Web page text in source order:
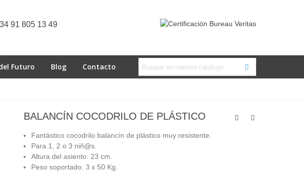
91 805 13 49
Futuro Blog Contacto
BALANCÍN COCODRILO DE PLÁSTICO
Fantástico cocodrilo balancín de plástico muy resistente.
Para 1, 2 o 3 niñ@s.
Altura del asiento: 23 cm.
Peso soportado: 3 x 50 Kg.